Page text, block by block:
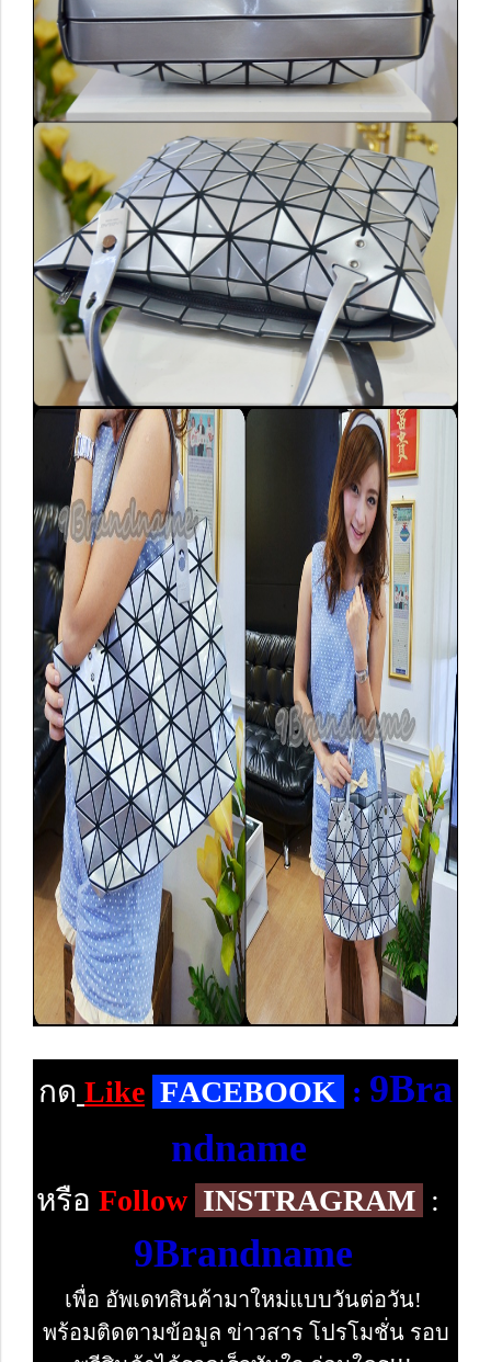
กด Like FACEBOOK : 9Bra
ndname
หรือ Follow INSTRAGRAM :
9Brandname
เพื่อ อัพเดทสินค้ามาใหม่แบบวันต่อวัน!
พร้อมติดตามข้อมูล ข่าวสาร โปรโมชั่น รอบ